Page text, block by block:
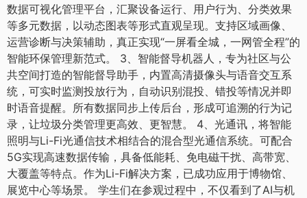
数据可视化管理平台，汇聚设备运行、用户行为、分类效果
等多元数据，以动态图表等形式直观呈现。支持区域画像、
运营诊断与决策辅助，真正实现“一屏看全城，一网管全程”的
智能环保管理新范式。 3、智能督导机器人，专为社区与公
共空间打造的智能督导助手，内置高清摄像头与语音交互系
统，可实时监测投放行为，自动识别混投、错投等情况并即
时语音提醒。所有数据同步上传后台，形成可追溯的行为记
录，让垃圾分类管理更高效、更智慧。 4、光通讯，将智能
照明与Li-Fi光通信技术相结合的混合型光通信系统。可配合
5G实现高速数据传输，具备低能耗、免电磁干扰、高带宽、
大覆盖等特点。作为Li-Fi解决方案，已成功应用于博物馆、
展览中心等场景。 学生们在参观过程中，不仅看到了AI与机